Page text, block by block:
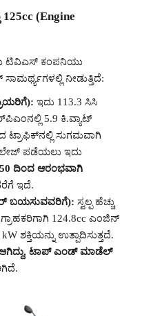
(Engine
ಟಿವಿಎಸ್ ಕಂಪನಿಯು
ನೀಡುತ್ತಿದೆ:
ಇದು 113.3 ಸಿಸಿ
5.9 ಕಿ.ವ್ಯಾಟ್
ಟ್ರಾಫಿಕ್‌ನಲ್ಲಿ ಸುಗಮವಾಗಿ
ಪಡೆಯಲು ಇದು
ದಿಂದ ಆರಂಭವಾಗಿ
ಇದೆ.
ಬಯಸುವವರಿಗೆ): ಸ್ವಲ್ಪ ಹೆಚ್ಚು
124.8cc ಎಂಜಿನ್
ಶಕ್ತಿಯನ್ನು ಉತ್ಪಾದಿಸುತ್ತದೆ.
ಆಗಿದ್ದು, ಟಾಪ್ ಎಂಡ್ ಮಾಡೆಲ್